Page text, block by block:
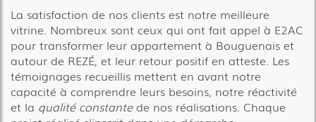
La satisfaction de nos clients est notre meilleure
vitrine. Nombreux sont ceux qui ont fait appel à E2AC
pour transformer leur appartement à Bouguenais et
autour de REZÉ, et leur retour positif en atteste. Les
témoignages recueillis mettent en avant notre
capacité à comprendre leurs besoins, notre réactivité
et la qualité constantede nos réalisations. Chaque